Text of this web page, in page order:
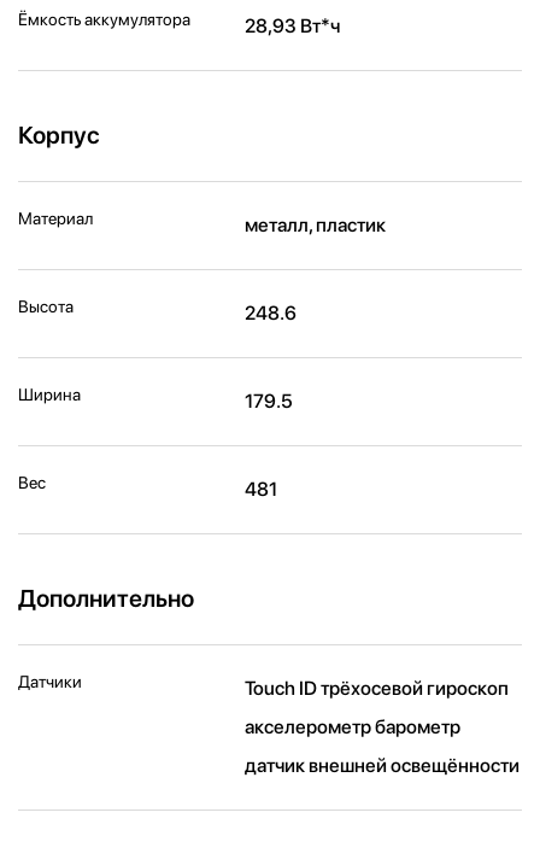
Ёмкость аккумулятора 28,93 Вт*ч
Корпус
Материал металл, пластик
Высота 248.6
Ширина 179.5
Вес 481
Дополнительно
Датчики
Touch ID трёхосевой гироскоп
акселерометр барометр
датчик внешней освещённости